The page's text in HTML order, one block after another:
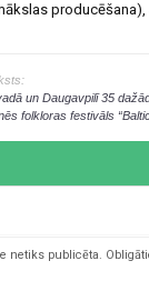
un Daugavpilī 35
folkloras festivāls
netiks publicēta.